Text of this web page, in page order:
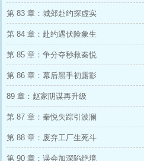
第 83 章：城郊赴约探虚实
第 84 章：赴约遇伏险象生
第 85 章：争分夺秒救秦悦
第 86 章：幕后黑手初露影
89 章：赵家阴谋再升级
第 87 章：秦悦失踪引波澜
第 88 章：废弃工厂生死斗
第 90 章：误会加深陷绝境